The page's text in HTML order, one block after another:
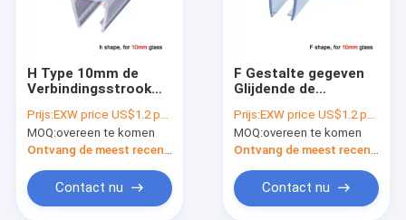
Ongeveer ons
Contacteer ons
Nieuws
H Type 10mm de
Verbindingsstrook
Prijs:EXW price US$1.2 per piece
MOQ:overeen te komen
Ontvang de meest recente Prijs
Contact nu
F Gestalte gegeven
Glijdende de
van de Douchedeur
Prijs:EXW price US$1.2 per piece
MOQ:overeen te komen
Ontvang de meest recente Prijs
Contact nu